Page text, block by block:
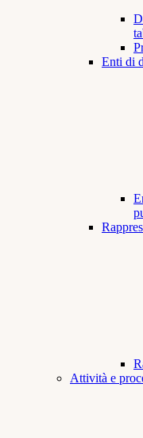
Enti di
Attività e